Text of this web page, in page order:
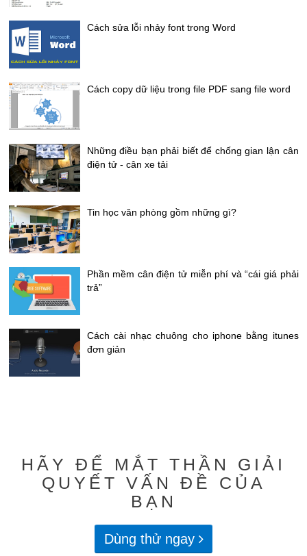
Cách sửa lỗi nhảy font trong Word
Cách copy dữ liệu trong file PDF sang file word
Những điều bạn phải biết để chống gian lận cân
điện tử - cân xe tải
Tin học văn phòng gồm những gì?
Phần mềm cân điện tử miễn phí và “cái giá phải
trả”
Cách cài nhạc chuông cho iphone bằng itunes
đơn giản
HÃY ĐỂ MẮT THẦN GIẢI
QUYẾT VẤN ĐỀ CỦA
BẠN
Dùng thử ngay